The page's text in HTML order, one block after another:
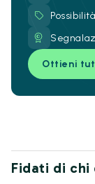
Ottieni
Fidati di chi